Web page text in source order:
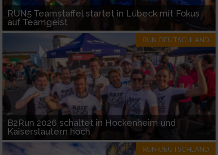
RUN5 Teamstaffel startet in Lübeck mit Fokus
auf Teamgeist
RUN-DEUTSCHLAND
B2Run 2026 schaltet in Hockenheim und
Kaiserslautern hoch
RUN-DEUTSCHLAND